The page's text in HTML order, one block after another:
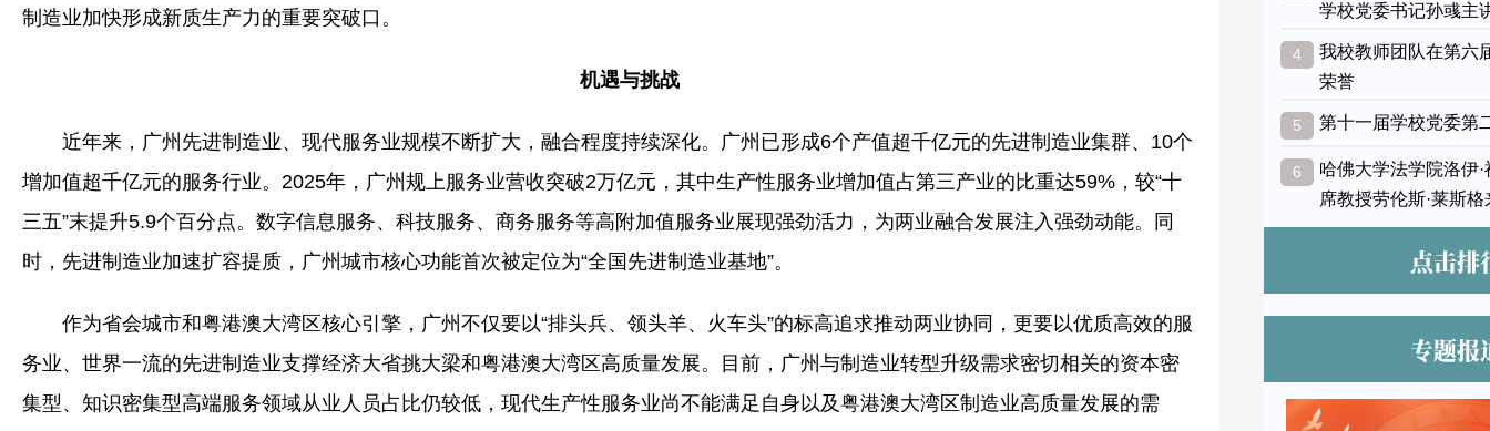
制造业加快形成新质生产力的重要突破口。
机遇与挑战
近年来，广州先进制造业、现代服务业规模不断扩大，融合程度持续深化。广州已形成6个产值超千亿元的先进制造业集群、10个
增加值超千亿元的服务行业。2025年，广州规上服务业营收突破2万亿元，其中生产性服务业增加值占第三产业的比重达59%，较“十
三五”末提升5.9个百分点。数字信息服务、科技服务、商务服务等高附加值服务业展现强劲活力，为两业融合发展注入强劲动能。同
时，先进制造业加速扩容提质，广州城市核心功能首次被定位为“全国先进制造业基地”。
作为省会城市和粤港澳大湾区核心引擎，广州不仅要以“排头兵、领头羊、火车头”的标高追求推动两业协同，更要以优质高效的服
务业、世界一流的先进制造业支撑经济大省挑大梁和粤港澳大湾区高质量发展。目前，广州与制造业转型升级需求密切相关的资本密
集型、知识密集型高端服务领域从业人员占比仍较低，现代生产性服务业尚不能满足自身以及粤港澳大湾区制造业高质量发展的需
学校党委书记孙彧主
4 我校教师团队在第六
荣誉
5 第十一届学校党委第
6 哈佛大学法学院洛伊
席教授劳伦斯·莱斯
点击排
专题报